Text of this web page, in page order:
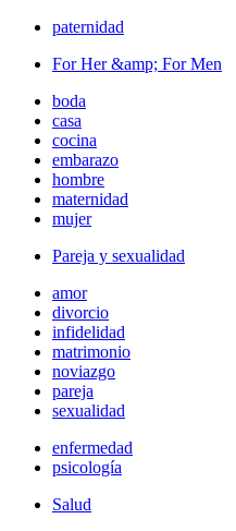
paternidad
For Her &amp; For Men
boda
casa
cocina
embarazo
hombre
maternidad
mujer
Pareja y sexualidad
amor
divorcio
infidelidad
matrimonio
noviazgo
pareja
sexualidad
enfermedad
psicología
Salud